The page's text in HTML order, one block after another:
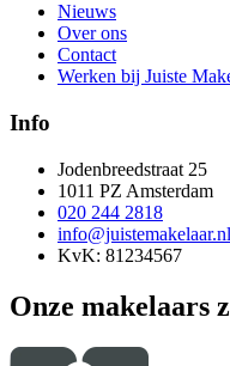
Nieuws
Over ons
Contact
Werken bij Juiste
Info
Jodenbreedstraat 25
1011 PZ Amsterdam
020 244 2818
info@juistemakelaar.nl
KvK: 81234567
Onze makelaars